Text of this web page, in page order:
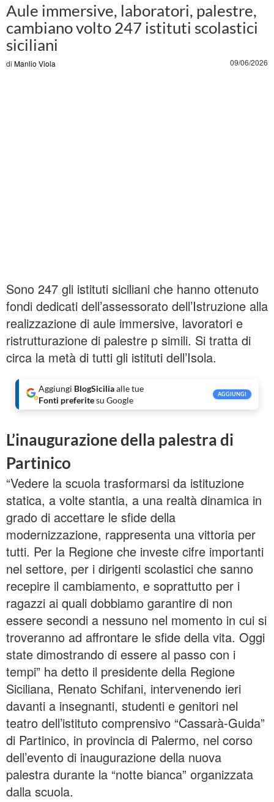
Aule immersive, laboratori, palestre,
cambiano volto 247 istituti scolastici
siciliani
di Manlio Viola 09/06/2026
Sono 247 gli istituti siciliani che hanno ottenuto
fondi dedicati dell’assessorato dell’Istruzione alla
realizzazione di aule immersive, lavoratori e
ristrutturazione di palestre p simili. Si tratta di
circa la metà di tutti gli istituti dell’Isola.
Aggiungi BlogSiciliaalle tue
Fonti preferitesu Google
AGGIUNGI
L’inaugurazione della palestra di
Partinico
“Vedere la scuola trasformarsi da istituzione
statica, a volte stantia, a una realtà dinamica in
grado di accettare le sfide della
modernizzazione, rappresenta una vittoria per
tutti. Per la Regione che investe cifre importanti
nel settore, per i dirigenti scolastici che sanno
recepire il cambiamento, e soprattutto per i
ragazzi ai quali dobbiamo garantire di non
essere secondi a nessuno nel momento in cui si
troveranno ad affrontare le sfide della vita. Oggi
state dimostrando di essere al passo con i
tempi” ha detto il presidente della Regione
Siciliana, Renato Schifani, intervenendo ieri
davanti a insegnanti, studenti e genitori nel
teatro dell’istituto comprensivo “Cassarà-Guida”
di Partinico, in provincia di Palermo, nel corso
dell’evento di inaugurazione della nuova
palestra durante la “notte bianca” organizzata
dalla scuola.